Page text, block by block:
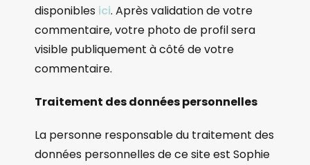
disponibles ici. Après validation de votre
commentaire, votre photo de profil sera
visible publiquement à côté de votre
commentaire.
Traitement des données personnelles
La personne responsable du traitement des
données personnelles de ce site est Sophie